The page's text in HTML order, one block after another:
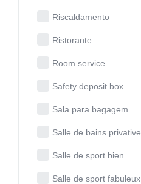
Riscaldamento
Ristorante
Room service
Safety deposit box
Sala para bagagem
Salle de bains privative
Salle de sport bien
Salle de sport fabuleux